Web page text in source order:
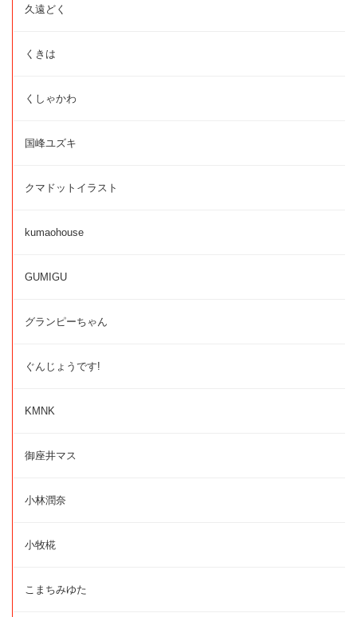
久遠どく
くきは
くしゃかわ
国峰ユズキ
クマドットイラスト
kumaohouse
GUMIGU
グランピーちゃん
ぐんじょうです!
KMNK
御座井マス
小林潤奈
小牧椛
こまちみゆた